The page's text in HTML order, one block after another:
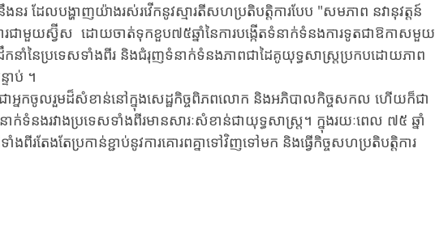
រ ដែលបង្ហាញយ៉ាងរស់រវើកនូវស្មារតីសហប្រតិបត្តិការបែប "សមភាព នវានុវត្តន៍
ារជាមួយស្វ៊ីស ដោយចាត់ទុកខួប៧៥ឆ្នាំនៃការបង្កើតទំនាក់ទំនងការទូតជាឱកាសមួយ
នាំនៃប្រទេសទាំងពីរ និងជំរុញទំនាក់ទំនងភាពជាដៃគូយុទ្ធសាស្ត្រប្រកបដោយភាព
ាប់ ។
ាអ្នកចូលរួមដ៏សំខាន់នៅក្នុងសេដ្ឋកិច្ចពិភពលោក និងអភិបាលកិច្ចសកល ហើយក៏ជា
នងរវាងប្រទេសទាំងពីរមានសារៈសំខាន់ជាយុទ្ធសាស្ត្រ។ ក្នុងរយៈពេល ៧៥ ឆ្នាំ
ងពីរតែងតែប្រកាន់ខ្ជាប់នូវការគោរពគ្នាទៅវិញទៅមក និងធ្វើកិច្ចសហប្រតិបត្តិការ